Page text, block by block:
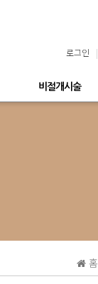
로그인
비절개시술
홈